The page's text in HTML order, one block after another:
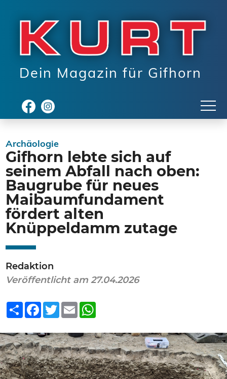
Dein Magazin für Gifhorn
Archäologie
Gifhorn lebte sich auf
seinem Abfall nach oben:
Baugrube für neues
Maibaumfundament
fördert alten
Knüppeldamm zutage
Redaktion
Veröffentlicht am 27.04.2026
TeilenFacebook
Twitter
EmailWhatsApp